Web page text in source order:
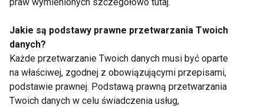
Jakie są podstawy prawne przetwarzania Twoich
danych?
Każde przetwarzanie Twoich danych musi być oparte
na właściwej, zgodnej z obowiązującymi przepisami,
podstawie prawnej. Podstawą prawną przetwarzania
Twoich danych w celu świadczenia usług,